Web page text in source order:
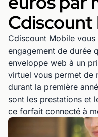
Cdiscount
Cdiscount Mobile
engagement de durée
enveloppe web à un
virtuel vous permet de
durant la première
sont les prestations et
ce forfait connecté à